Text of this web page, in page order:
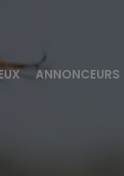
ANNONCEURS